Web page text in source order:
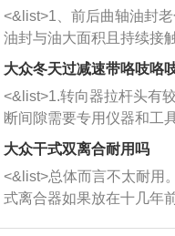
西取出来。但如果是因为
的堵塞，就需要将三元催
洗剂对堵塞的情况得到解
放在燃油箱中，与燃油混
动时，就可以和汽油一起
室，最后形成废气排出，
催化器得到清洗，排气管
能够得到解决。
一圈半的练习，往右同样
圈数。 <&list>3、最后强
习，这样就可以形成肌肉
驾驶车辆时，不需要记忆
向。
<&list>1、前后曲轴油封
油封与油大面积且持续接
和发动机内持续温度变化
逐渐减弱，导致渗油或漏
活塞间隙过大：积碳会使
的间隙扩大，导致机油流
造成烧机油。<&list>3、机
机油粘度过小的话，同样
象，机油粘度过小具有很
大众冬天过减速带咯吱咯
<&list>1.转向器拉杆头有
断间隙需要专用仪器和工
无法制作，需要将车辆送
店；<&list>2.车辆半轴套
裂，破裂后会出现漏油现
损严重，磨损的半轴容易
响；<&list>3.稳定器的转
大众干式双离合耐用吗
<&list>总体而言不太耐用
式离合器如果放在十几年